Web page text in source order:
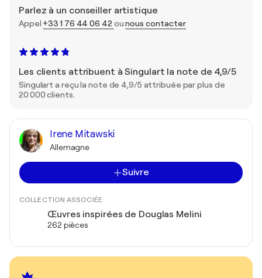
Parlez à un conseiller artistique
Appel +33 1 76 44 06 42ounous contacter
Les clients attribuent à Singulart la note de 4,9/5
Singulart a reçu la note de 4,9/5 attribuée par plus de
20 000 clients.
Irene Mitawski
Allemagne
Suivre
COLLECTION ASSOCIÉE
Œuvres inspirées de Douglas Melini
262 pièces